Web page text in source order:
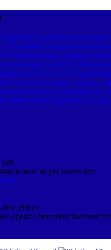
8 Αυγούστου: Ζωντανές
Νέα διεθνής συμμαχία για τον
στην Κάρυστο: Ο πρώην
Φωκάς, ο μικρός Τζόσουα &
στο κύκλωμα του
να δεις, Έλληνα:
για τις νέες ταυτότητες:
ΝΙΚΗ για τη Μαγνησία: «1.300
yet!
later" to put videos here
new videos
updates from your favourite